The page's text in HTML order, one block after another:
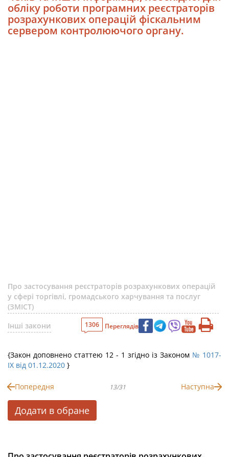
обліку роботи програмних реєстраторів
розрахункових операцій фіскальним
сервером контролюючого органу.
Про застосування реєстраторів розрахункових операцій
у сфері торгівлі, громадського харчування та послуг
(ЗМІСТ)
Інші закони
1306 Переглядів
{Закон доповнено статтею 12 - 1 згідно із Законом № 1017-
IX від 01.12.2020 }
Попередня 13/31 Наступна
Додати в обране